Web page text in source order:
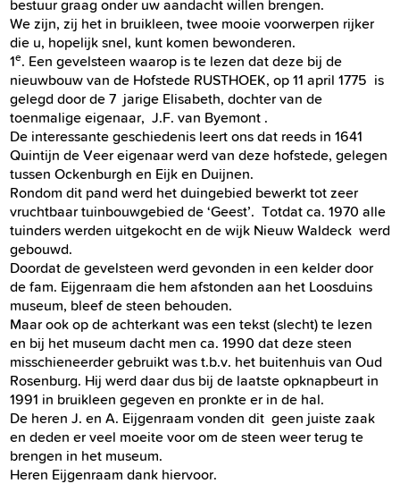
bestuur graag onder uw aandacht willen brengen.
We zijn, zij het in bruikleen, twee mooie voorwerpen rijker
die u, hopelijk snel, kunt komen bewonderen.
1e. Een gevelsteen waarop is te lezen dat deze bij de
nieuwbouw van de Hofstede RUSTHOEK, op 11 april 1775 is
gelegd door de 7 jarige Elisabeth, dochter van de
toenmalige eigenaar, J.F. van Byemont .
De interessante geschiedenis leert ons dat reeds in 1641
Quintijn de Veer eigenaar werd van deze hofstede, gelegen
tussen Ockenburgh en Eijk en Duijnen.
Rondom dit pand werd het duingebied bewerkt tot zeer
vruchtbaar tuinbouwgebied de ‘Geest’. Totdat ca. 1970 alle
tuinders werden uitgekocht en de wijk Nieuw Waldeck werd
gebouwd.
Doordat de gevelsteen werd gevonden in een kelder door
de fam. Eijgenraam die hem afstonden aan het Loosduins
museum, bleef de steen behouden.
Maar ook op de achterkant was een tekst (slecht) te lezen
en bij het museum dacht men ca. 1990 dat deze steen
misschieneerder gebruikt was t.b.v. het buitenhuis van Oud
Rosenburg. Hij werd daar dus bij de laatste opknapbeurt in
1991 in bruikleen gegeven en pronkte er in de hal.
De heren J. en A. Eijgenraam vonden dit geen juiste zaak
en deden er veel moeite voor om de steen weer terug te
brengen in het museum.
Heren Eijgenraam dank hiervoor.